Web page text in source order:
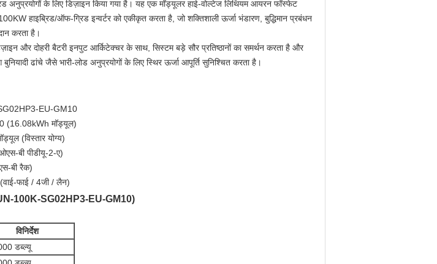
अनुप्रयोगों के लिए डिज़ाइन किया गया है। यह एक मॉड्यूलर हाई-वोल्टेज लिथियम आयरन फॉस्फेट
हाइब्रिड/ऑफ-ग्रिड इन्वर्टर को एकीकृत करता है, जो शक्तिशाली ऊर्जा भंडारण, बुद्धिमान प्रबंधन
करता है।
और दोहरी बैटरी इनपुट आर्किटेक्चर के साथ, सिस्टम बड़े सौर प्रतिष्ठानों का समर्थन करता है और
बुनियादी ढांचे जैसे भारी-लोड अनुप्रयोगों के लिए स्थिर ऊर्जा आपूर्ति सुनिश्चित करता है।
SG02HP3-EU-GM10
(16.08kWh मॉड्यूल)
(विस्तार योग्य)
बी पीडीयू-2-ए)
बी रैक)
(वाई-फाई / 4जी / लैन)
100K-SG02HP3-EU-GM10)
विनिर्देश
डब्ल्यू